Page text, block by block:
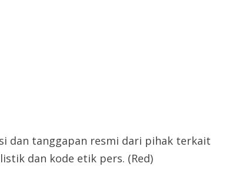
dan tanggapan resmi dari pihak terkait
dan kode etik pers. (Red)